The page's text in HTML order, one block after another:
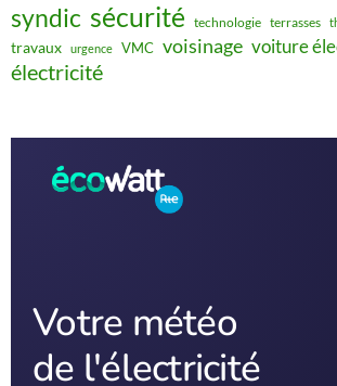
syndic sécurité technologie terrasses
travaux urgence VMC voisinage voiture
électricité